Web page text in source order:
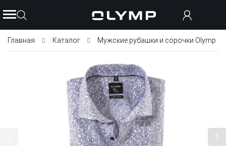
Главная Каталог Мужские рубашки и сорочки Olymp